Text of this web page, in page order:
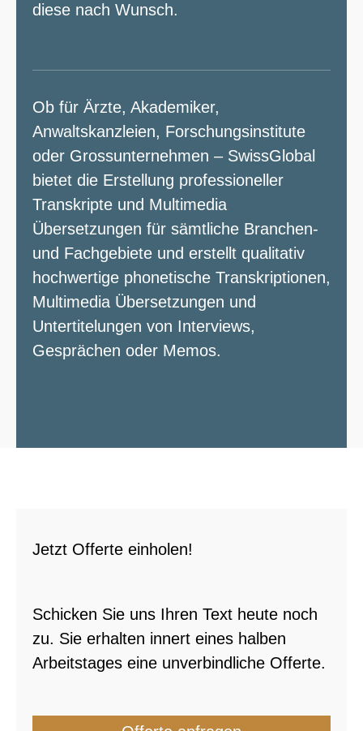
diese nach Wunsch.
Ob für Ärzte, Akademiker,
Anwaltskanzleien, Forschungsinstitute
oder Grossunternehmen – SwissGlobal
bietet die Erstellung professioneller
Transkripte und Multimedia
Übersetzungen für sämtliche Branchen-
und Fachgebiete und erstellt qualitativ
hochwertige phonetische Transkriptionen,
Multimedia Übersetzungen und
Untertitelungen von Interviews,
Gesprächen oder Memos.
Jetzt Offerte einholen!
Schicken Sie uns Ihren Text heute noch
zu. Sie erhalten innert eines halben
Arbeitstages eine unverbindliche Offerte.